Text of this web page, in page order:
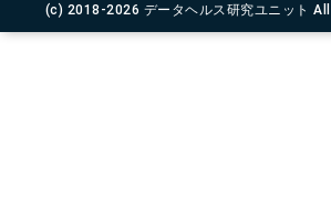
(c) 2018-2026 データヘルス研究ユニット